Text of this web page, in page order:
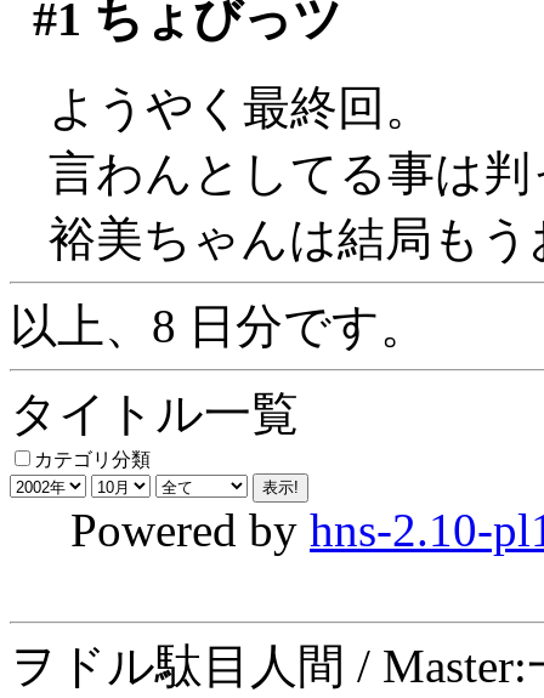
#1 ちょびっツ
ようやく最終回。
言わんとしてる事は
裕美ちゃんは結局も
以上、8 日分です。
タイトル一覧
カテゴリ分類
Powered by hns-2.10-
ヲドル駄目人間 /